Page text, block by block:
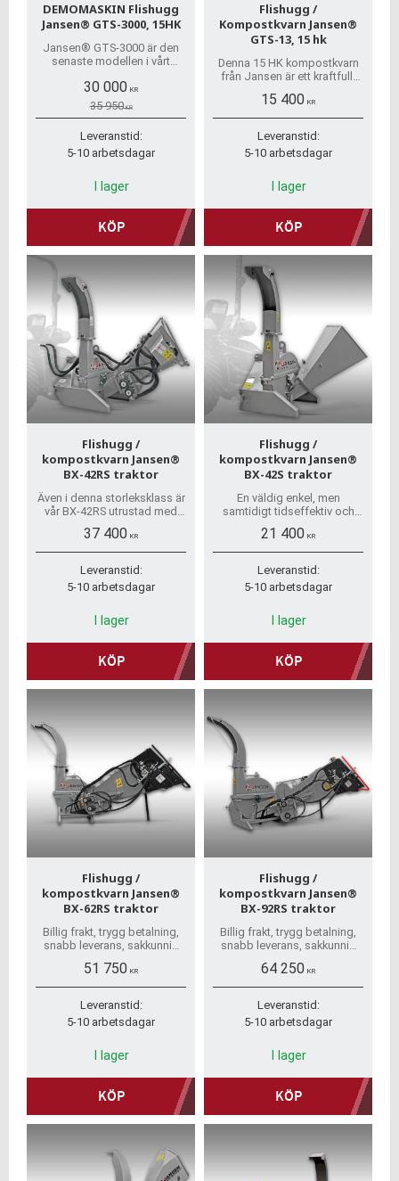
DEMOMASKIN Flishugg
Jansen® GTS-3000, 15HK
Jansen® GTS-3000 är den
senaste modellen i vårt
– en kombination av
beprövad teknik och
intelligenta förbättringar.
30 000 KR
35 950KR
Leveranstid:
5-10 arbetsdagar
I lager
KÖP
Flishugg /
Kompostkvarn Jansen®
GTS-13, 15 hk
Denna 15 HK kompostkvarn
från Jansen är ett kraftfullt
hjälper dig att krossa ditt
trädgårdsavfall och grenar
snabbt och enk
15 400 KR
Leveranstid:
5-10 arbetsdagar
I lager
KÖP
Flishugg /
kompostkvarn Jansen®
BX-42RS traktor
Även i denna storleksklass är
vår BX-42RS utrustad med
säkerställer effektiv flisning
och rivning.
37 400 KR
Leveranstid:
5-10 arbetsdagar
I lager
KÖP
Flishugg /
kompostkvarn Jansen®
BX-42S traktor
En väldig enkel, men
samtidigt tidseffektiv och
levereras komplett med
kraftöverföringsaxel.
Motoreffekt på minst 30hk.
21 400 KR
Leveranstid:
5-10 arbetsdagar
I lager
KÖP
Flishugg /
kompostkvarn Jansen®
BX-62RS traktor
Billig frakt, trygg betalning,
snabb leverans, sakkunnig
reservdelstillgänglighet,
inget kundkonto behövs.
51 750 KR
Leveranstid:
5-10 arbetsdagar
I lager
KÖP
Flishugg /
kompostkvarn Jansen®
BX-92RS traktor
Billig frakt, trygg betalning,
snabb leverans, sakkunnig
reservdelstillgänglighet,
inget kundkonto behövs.
64 250 KR
Leveranstid:
5-10 arbetsdagar
I lager
KÖP